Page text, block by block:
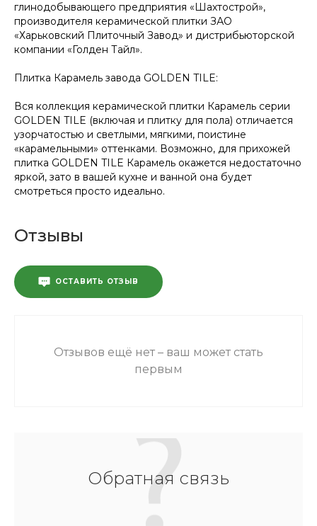
глинодобывающего предприятия «Шахтострой»,
производителя керамической плитки ЗАО
«Харьковский Плиточный Завод» и дистрибьюторской
компании «Голден Тайл».
Плитка Карамель завода GOLDEN TILE:
Вся коллекция керамической плитки Карамель серии
GOLDEN TILE (включая и плитку для пола) отличается
узорчатостью и светлыми, мягкими, поистине
«карамельными» оттенками. Возможно, для прихожей
плитка GOLDEN TILE Карамель окажется недостаточно
яркой, зато в вашей кухне и ванной она будет
смотреться просто идеально.
Отзывы
ОСТАВИТЬ ОТЗЫВ
Отзывов ещё нет – ваш может стать
первым
Обратная связь